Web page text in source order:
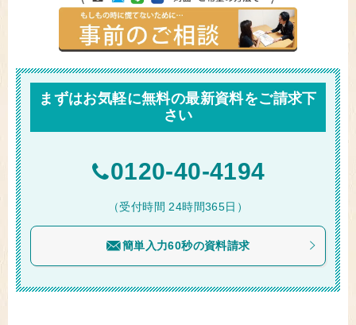
まずはお気軽に無料の最新資料をご請求下
さい
0120-40-4194
（受付時間 24時間365日）
簡単入力60秒の資料請求